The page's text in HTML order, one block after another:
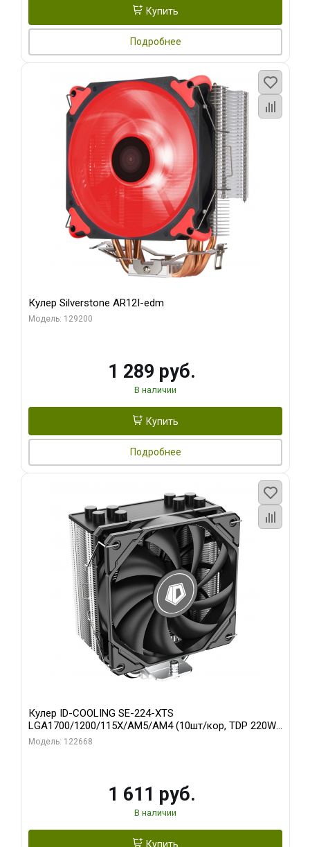
Купить
Подробнее
Кулер Silverstone AR12I-edm
Модель: 129200
1 289 руб.
В наличии
Купить
Подробнее
Кулер ID-COOLING SE-224-XTS
LGA1700/1200/115X/AM5/AM4 (10шт/кор, TDP 220W,
PWM, 4 тепл.трубки прямого контакта, FAN 120mm)
Модель: 122668
1 611 руб.
В наличии
Купить